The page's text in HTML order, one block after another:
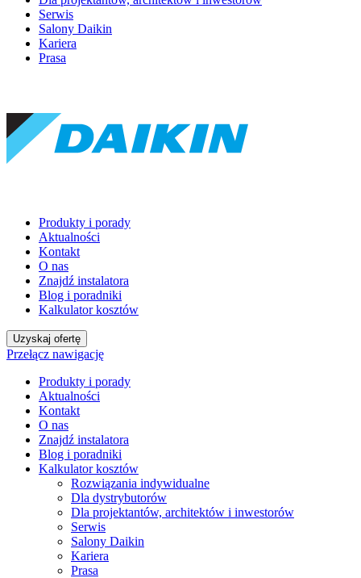
Serwis
Salony Daikin
Kariera
Prasa
Produkty i porady
Aktualności
Kontakt
O nas
Znajdź instalatora
Blog i poradniki
Kalkulator kosztów
Uzyskaj ofertę
Przełącz nawigację
Produkty i porady
Aktualności
Kontakt
O nas
Znajdź instalatora
Blog i poradniki
Kalkulator kosztów
Rozwiązania indywidualne
Dla dystrybutorów
Dla projektantów, architektów i inwestorów
Serwis
Salony Daikin
Kariera
Prasa